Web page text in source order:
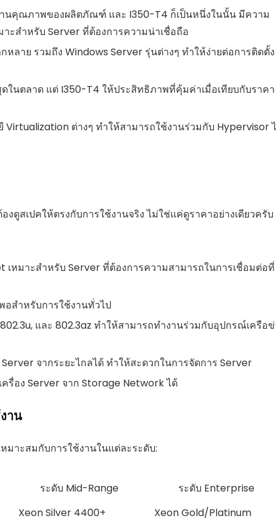
นคุณภาพของผลิตภัณฑ์ และ I350-T4 ก็เป็นหนึ่งในนั้น มีความ
าะสำหรับ Server ที่ต้องการความน่าเชื่อถือ
ลาย รวมถึง Windows Server รุ่นต่างๆ ทำให้ง่ายต่อการติดตั้ง
ดในตลาด แต่ I350-T4 ให้ประสิทธิภาพที่คุ้มค่าเมื่อเทียบกับราคา
Virtualization ต่างๆ ทำให้สามารถใช้งานร่วมกับ Hypervisor
ดูสเปคให้ตรงกับการใช้งานจริง ไม่ใช่แค่ดูราคาอย่างเดียวครับ
หมาะสำหรับ Server ที่ต้องการความสามารถในการเชื่อมต่อที่
อสำหรับการใช้งานทั่วไป
และ 802.3az ทำให้สามารถทำงานร่วมกับอุปกรณ์เครือ
Server จากระยะไกลได้ ทำให้สะดวกในการจัดการ Server
ครื่อง Server จาก Storage Network ได้
าน
มาะสมกับการใช้งานในแต่ละระดับ:
ระดับ Mid-Range
ระดับ Enterprise
Xeon Silver 4400+
Xeon Gold/Platinum